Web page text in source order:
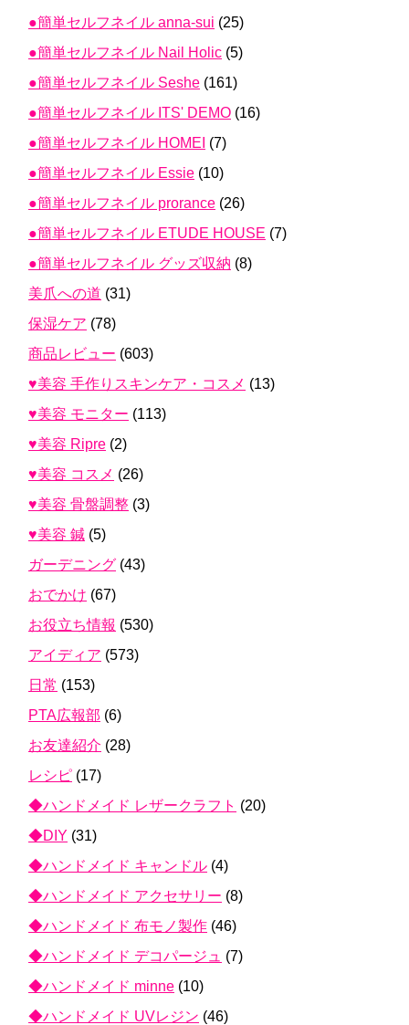
●簡単セルフネイル anna-sui (25)
●簡単セルフネイル Nail Holic (5)
●簡単セルフネイル Seshe (161)
●簡単セルフネイル ITS' DEMO (16)
●簡単セルフネイル HOMEI (7)
●簡単セルフネイル Essie (10)
●簡単セルフネイル prorance (26)
●簡単セルフネイル ETUDE HOUSE (7)
●簡単セルフネイル グッズ収納 (8)
美爪への道 (31)
保湿ケア (78)
商品レビュー (603)
♥美容 手作りスキンケア・コスメ (13)
♥美容 モニター (113)
♥美容 Ripre (2)
♥美容 コスメ (26)
♥美容 骨盤調整 (3)
♥美容 鍼 (5)
ガーデニング (43)
おでかけ (67)
お役立ち情報 (530)
アイディア (573)
日常 (153)
PTA広報部 (6)
お友達紹介 (28)
レシピ (17)
◆ハンドメイド レザークラフト (20)
◆DIY (31)
◆ハンドメイド キャンドル (4)
◆ハンドメイド アクセサリー (8)
◆ハンドメイド 布モノ製作 (46)
◆ハンドメイド デコパージュ (7)
◆ハンドメイド minne (10)
◆ハンドメイド UVレジン (46)